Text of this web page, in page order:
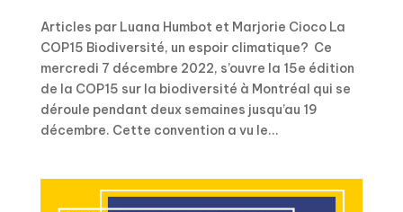
Articles par Luana Humbot et Marjorie Cioco La
COP15 Biodiversité, un espoir climatique? Ce
mercredi 7 décembre 2022, s’ouvre la 15e édition
de la COP15 sur la biodiversité à Montréal qui se
déroule pendant deux semaines jusqu’au 19
décembre. Cette convention a vu le...